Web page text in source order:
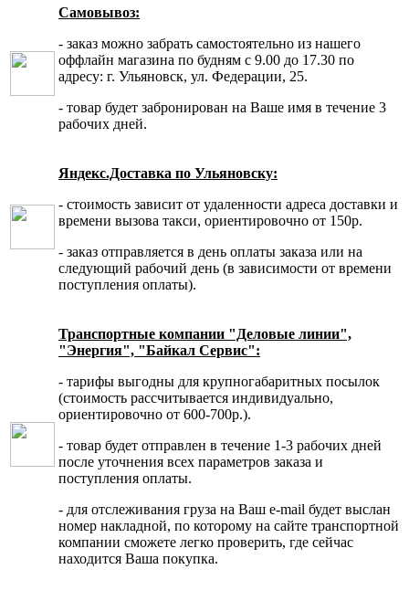
Самовывоз:
- заказ можно забрать самостоятельно из нашего
оффлайн магазина по будням с 9.00 до 17.30 по
адресу: г. Ульяновск, ул. Федерации, 25.
- товар будет забронирован на Ваше имя в течение 3
рабочих дней.
Яндекс.Доставка по Ульяновску:
- стоимость зависит от удаленности адреса доставки и
времени вызова такси, ориентировочно от 150р.
- заказ отправляется в день оплаты заказа или на
следующий рабочий день (в зависимости от времени
поступления оплаты).
Транспортные компании "Деловые линии",
"Энергия", "Байкал Сервис":
- тарифы выгодны для крупногабаритных посылок
(стоимость рассчитывается индивидуально,
ориентировочно от 600-700р.).
- товар будет отправлен в течение 1-3 рабочих дней
после уточнения всех параметров заказа и
поступления оплаты.
- для отслеживания груза на Ваш e-mail будет выслан
номер накладной, по которому на сайте транспортной
компании сможете легко проверить, где сейчас
находится Ваша покупка.